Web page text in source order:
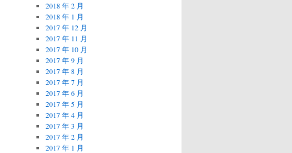
2018 年 2 月
2018 年 1 月
2017 年 12 月
2017 年 11 月
2017 年 10 月
2017 年 9 月
2017 年 8 月
2017 年 7 月
2017 年 6 月
2017 年 5 月
2017 年 4 月
2017 年 3 月
2017 年 2 月
2017 年 1 月